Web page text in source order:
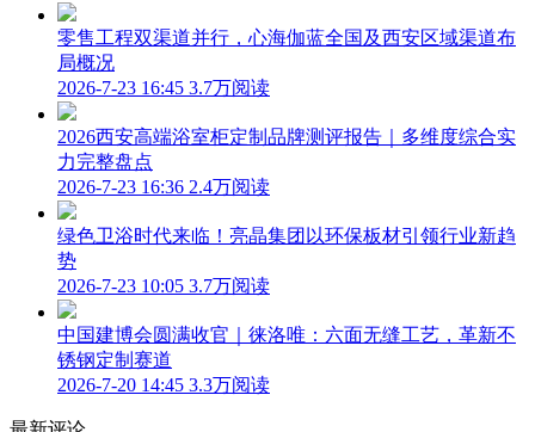
零售工程双渠道并行，心海伽蓝全国及西安区域渠道布
局概况
2026-7-23 16:45 3.7万阅读
2026西安高端浴室柜定制品牌测评报告｜多维度综合实
力完整盘点
2026-7-23 16:36 2.4万阅读
绿色卫浴时代来临！亮晶集团以环保板材引领行业新趋
势
2026-7-23 10:05 3.7万阅读
中国建博会圆满收官｜徕洛唯：六面无缝工艺，革新不
锈钢定制赛道
2026-7-20 14:45 3.3万阅读